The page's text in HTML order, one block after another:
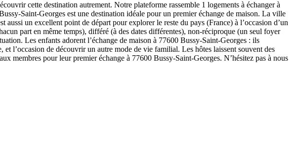
cette destination autrement. Notre plateforme rassemble 1 logements à échanger à
Saint-Georges est une destination idéale pour un premier échange de maison. La ville
un excellent point de départ pour explorer le reste du pays (France) à l’occasion d’un
part en même temps), différé (à des dates différentes), non-réciproque (un seul foyer
Les enfants adorent l’échange de maison à 77600 Bussy-Saint-Georges : ils
l’occasion de découvrir un autre mode de vie familial. Les hôtes laissent souvent des
membres pour leur premier échange à 77600 Bussy-Saint-Georges. N’hésitez pas à nous